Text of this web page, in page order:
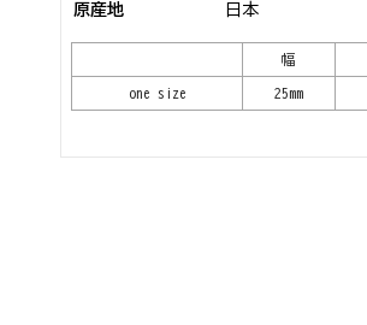
原産地 日本
幅
one size 25mm